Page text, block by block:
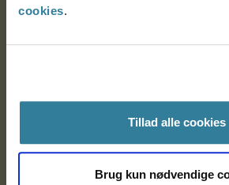
cookies.
Tillad alle cookies
Brug kun nødvendige
Ankestyrelsen Aalborg
EAN: 57 98 000 35 48 21
CVR: 1007 4002